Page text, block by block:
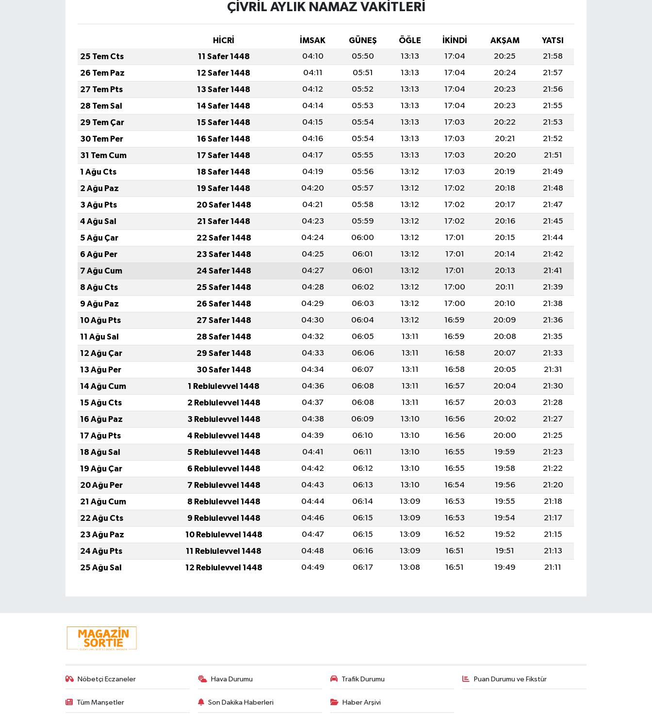
ÇİVRİL AYLIK NAMAZ VAKITLERI
HİCRİ İMSAK GÜNEŞ ÖĞLE İKINDI AKŞAM
YATSI
25 Tem Cts
11 Safer 1448 04:10 05:50 13:13 17:04 20:25
21:58
26 Tem Paz
12 Safer 1448 04:11 05:51 13:13 17:04 20:24
21:57
27 Tem Pts
13 Safer 1448 04:12 05:52 13:13 17:04 20:23
21:56
28 Tem Sal
14 Safer 1448 04:14 05:53 13:13 17:04 20:23
21:55
29 Tem Çar
15 Safer 1448 04:15 05:54 13:13 17:03 20:22
21:53
30 Tem Per
16 Safer 1448 04:16 05:54 13:13 17:03 20:21
21:52
31 Tem Cum
17 Safer 1448 04:17 05:55 13:13 17:03 20:20
21:51
1 Ağu Cts
18 Safer 1448 04:19 05:56 13:12 17:03 20:19
21:49
2 Ağu Paz
19 Safer 1448 04:20 05:57 13:12 17:02 20:18
21:48
3 Ağu Pts
20 Safer 1448 04:21 05:58 13:12 17:02 20:17
21:47
4 Ağu Sal
21 Safer 1448 04:23 05:59 13:12 17:02 20:16
21:45
5 Ağu Çar
22 Safer 1448 04:24 06:00 13:12 17:01 20:15
21:44
6 Ağu Per
23 Safer 1448 04:25 06:01 13:12 17:01 20:14
21:42
7 Ağu Cum
24 Safer 1448 04:27 06:01 13:12 17:01 20:13
21:41
8 Ağu Cts
25 Safer 1448 04:28 06:02 13:12 17:00 20:11
21:39
9 Ağu Paz
26 Safer 1448 04:29 06:03 13:12 17:00 20:10
21:38
10 Ağu Pts
27 Safer 1448 04:30 06:04 13:12 16:59 20:09
21:36
11 Ağu Sal
28 Safer 1448 04:32 06:05 13:11 16:59 20:08
21:35
12 Ağu Çar
29 Safer 1448 04:33 06:06 13:11 16:58 20:07
21:33
13 Ağu Per
30 Safer 1448 04:34 06:07 13:11 16:58 20:05
21:31
14 Ağu Cum
1 Rebiulevvel 1448 04:36 06:08 13:11 16:57 20:04
21:30
15 Ağu Cts
2 Rebiulevvel 1448 04:37 06:08 13:11 16:57 20:03
21:28
16 Ağu Paz
3 Rebiulevvel 1448 04:38 06:09 13:10 16:56 20:02
21:27
17 Ağu Pts
4 Rebiulevvel 1448 04:39 06:10 13:10 16:56 20:00
21:25
18 Ağu Sal
5 Rebiulevvel 1448 04:41 06:11 13:10 16:55 19:59
21:23
19 Ağu Çar
6 Rebiulevvel 1448 04:42 06:12 13:10 16:55 19:58
21:22
20 Ağu Per
7 Rebiulevvel 1448 04:43 06:13 13:10 16:54 19:56
21:20
21 Ağu Cum
8 Rebiulevvel 1448 04:44 06:14 13:09 16:53 19:55
21:18
22 Ağu Cts
9 Rebiulevvel 1448 04:46 06:15 13:09 16:53 19:54
21:17
23 Ağu Paz
10 Rebiulevvel 1448 04:47 06:15 13:09 16:52 19:52
21:15
24 Ağu Pts
11 Rebiulevvel 1448 04:48 06:16 13:09 16:51 19:51
21:13
25 Ağu Sal
12 Rebiulevvel 1448 04:49 06:17 13:08 16:51 19:49 21:11
Nöbetçi Eczaneler Hava Durumu Trafik Durumu Puan Durumu ve Fikstür
Tüm Manşetler Son Dakika Haberleri Haber Arşivi